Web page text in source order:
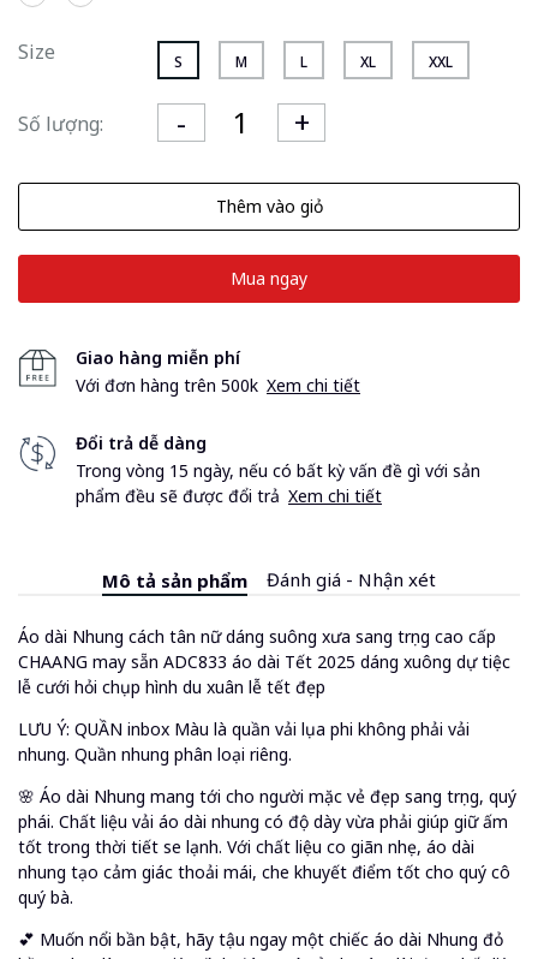
Size S M L XL XXL
Số lượng:
Thêm vào giỏ
Mua ngay
Giao hàng miễn phí
Với đơn hàng trên 500k Xem chi tiết
Đổi trả dễ dàng
Trong vòng 15 ngày, nếu có bất kỳ vấn đề gì với sản
phẩm đều sẽ được đổi trả Xem chi tiết
Mô tả sản phẩm Đánh giá - Nhận xét
Áo dài Nhung cách tân nữ dáng suông xưa sang trọng cao cấp
CHAANG may sẵn ADC833 áo dài Tết 2025 dáng xuông dự tiệc
lễ cưới hỏi chụp hình du xuân lễ tết đẹp
LƯU Ý: QUẦN inbox Màu là quần vải lụa phi không phải vải
nhung. Quần nhung phân loại riêng.
🌸 Áo dài Nhung mang tới cho người mặc vẻ đẹp sang trọng, quý
phái. Chất liệu vải áo dài nhung có độ dày vừa phải giúp giữ ấm
tốt trong thời tiết se lạnh. Với chất liệu co giãn nhẹ, áo dài
nhung tạo cảm giác thoải mái, che khuyết điểm tốt cho quý cô
quý bà.
💕 Muốn nổi bần bật, hãy tậu ngay một chiếc áo dài Nhung đỏ